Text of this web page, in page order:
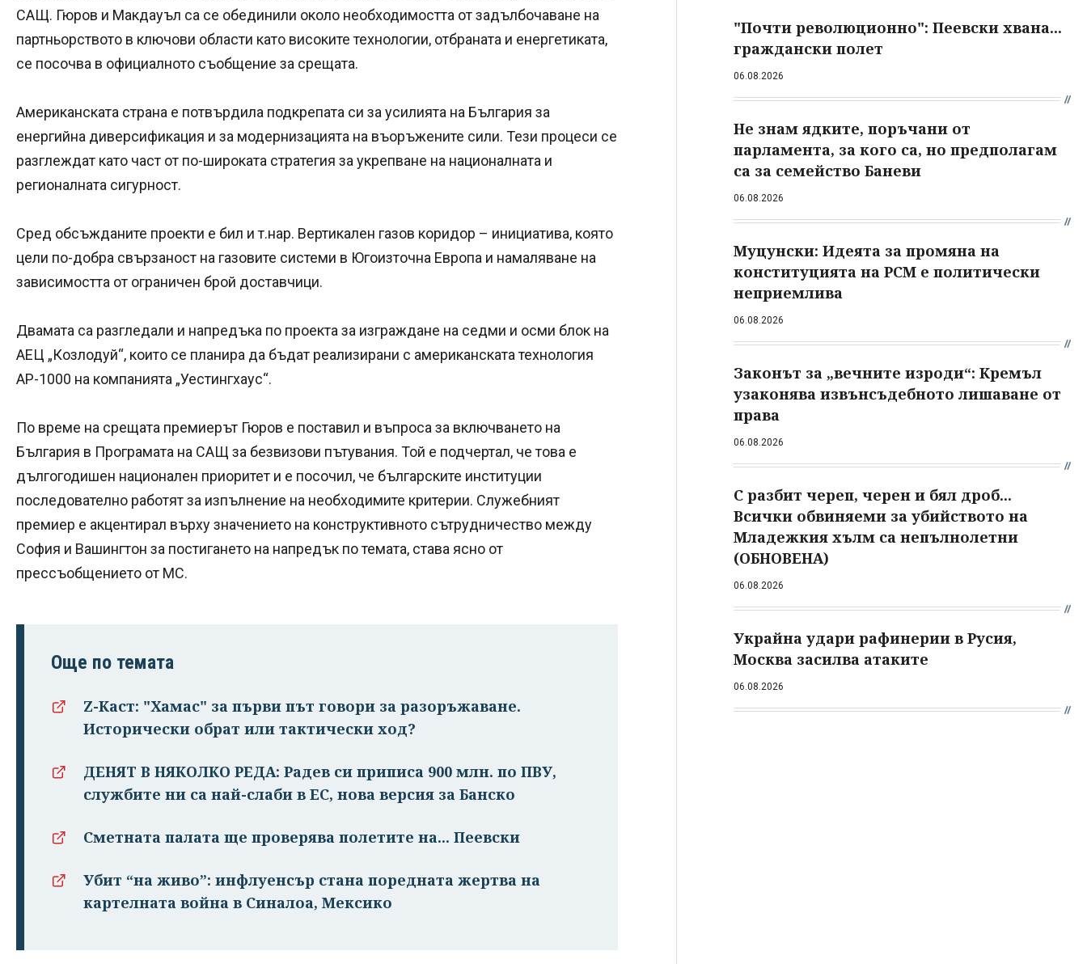
САЩ. Гюров и Макдауъл са се обединили около необходимостта от задълбочаване на
партньорството в ключови области като високите технологии, отбраната и енергетиката,
се посочва в официалното съобщение за срещата.
Американската страна е потвърдила подкрепата си за усилията на България за
енергийна диверсификация и за модернизацията на въоръжените сили. Тези процеси се
разглеждат като част от по-широката стратегия за укрепване на националната и
регионалната сигурност.
Сред обсъжданите проекти е бил и т.нар. Вертикален газов коридор – инициатива, която
цели по-добра свързаност на газовите системи в Югоизточна Европа и намаляване на
зависимостта от ограничен брой доставчици.
Двамата са разгледали и напредъка по проекта за изграждане на седми и осми блок на
АЕЦ „Козлодуй“, които се планира да бъдат реализирани с американската технология
AP-1000 на компанията „Уестингхаус“.
По време на срещата премиерът Гюров е поставил и въпроса за включването на
България в Програмата на САЩ за безвизови пътувания. Той е подчертал, че това е
дългогодишен национален приоритет и е посочил, че българските институции
последователно работят за изпълнение на необходимите критерии. Служебният
премиер е акцентирал върху значението на конструктивното сътрудничество между
София и Вашингтон за постигането на напредък по темата, става ясно от
прессъобщението от МС.
Още по темата
Z-Каст: "Хамас" за първи път говори за разоръжаване.
Исторически обрат или тактически ход?
ДЕНЯТ В НЯКОЛКО РЕДА: Радев си приписа 900 млн. по ПВУ,
службите ни са най-слаби в ЕС, нова версия за Банско
Сметната палата ще проверява полетите на... Пеевски
Убит “на живо”: инфлуенсър стана поредната жертва на
картелната война в Синалоа, Мексико
"Почти революционно": Пеевски хвана...
граждански полет
06.08.2026
Не знам ядките, поръчани от
парламента, за кого са, но предполагам
са за семейство Баневи
06.08.2026
Муцунски: Идеята за промяна на
конституцията на РСМ е политически
неприемлива
06.08.2026
Законът за „вечните изроди“: Кремъл
узаконява извънсъдебното лишаване от
права
06.08.2026
С разбит череп, черен и бял дроб...
Всички обвиняеми за убийството на
Младежкия хълм са непълнолетни
(ОБНОВЕНА)
06.08.2026
Украйна удари рафинерии в Русия,
Москва засилва атаките
06.08.2026